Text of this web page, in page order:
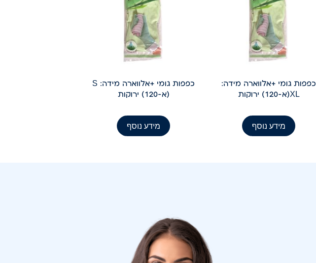
כפפות גומי +אלווארה מידה:
XL(א-120) ירוקות
מידע נוסף
כפפות גומי +אלווארה מידה: S
(א-120) ירוקות
מידע נוסף